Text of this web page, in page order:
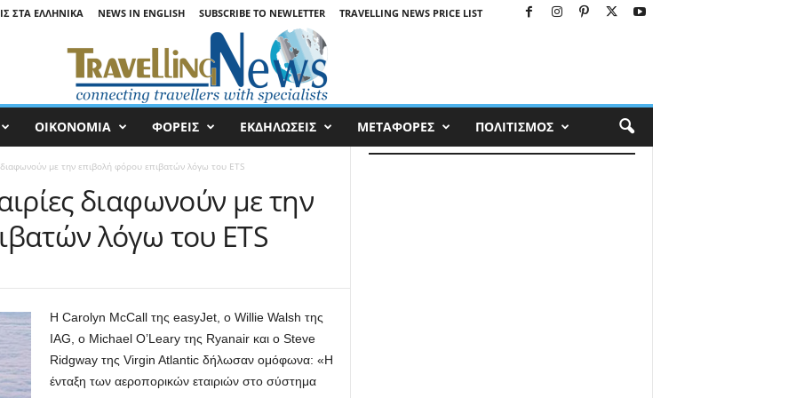
ΣΤΑ ΕΛΛΗΝΙΚΆ NEWS IN ENGLISH SUBSCRIBE TO NEWLETTER TRAVELLING NEWS PRICE LIST
ΟΙΚΟΝΟΜΙΑ ΦΟΡΕΙΣ ΕΚΔΗΛΩΣΕΙΣ ΜΕΤΑΦΟΡΕΣ ΠΟΛΙΤΙΣΜΟΣ
διαφωνούν με την επιβολή φόρου επιβατών λόγω του ETS
διαφωνούν με την
λόγω του ETS
Η Carolyn McCall της easyJet, ο Willie Walsh της
IAG, ο Michael O’Leary της Ryanair και ο Steve
Ridgway της Virgin Atlantic δήλωσαν ομόφωνα: «Η
ένταξη των αεροπορικών εταιριών στο σύστημα